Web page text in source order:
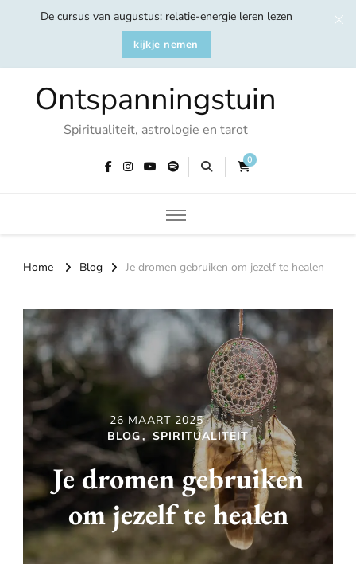
De cursus van augustus: relatie-energie leren lezen
kijkje nemen
Ontspanningstuin
Spiritualiteit, astrologie en tarot
0
Home Blog Je dromen gebruiken om jezelf te healen
26 MAART 2025
BLOG
SPIRITUALITEIT
Je dromen gebruiken
om jezelf te healen